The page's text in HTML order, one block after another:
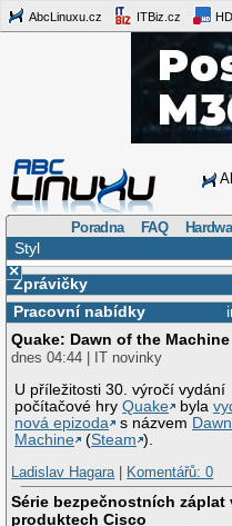
AbcLinuxu.cz ITBiz.cz
Poradna FAQ
Styl
×
Zprávičky
Pracovní nabídky
Quake: Dawn of the Machine
dnes 04:44 | IT novinky
U příležitosti 30. výročí vydání
počítačové hryQuake byla
nová epizoda
s názvem
Machine
(Steam ).
Ladislav Hagara| Komentářů: 0
Série bezpečnostních záplat
produktech Cisco